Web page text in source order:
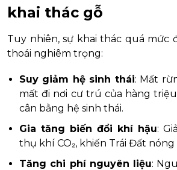
khai thác gỗ
Tuy nhiên, sự khai thác quá mức
thoái nghiêm trọng:
Suy giảm hệ sinh thái: Mất
mất đi nơi cư trú của hàng
cân bằng hệ sinh thái.
Gia tăng biến đổi khí hậu:
thụ khí CO₂, khiến Trái Đất
Tăng chi phí nguyên liệu: